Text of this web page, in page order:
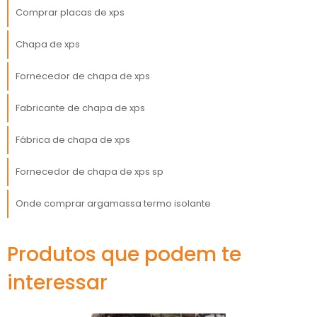
obra. Além disso, muitas empresas oferecem
consultoria técnica, o que pode agregar valor
ao seu projeto.
VANTAGENS DE ADQUIRIR
ESCALA
Comprar chapa de
garante um preço competitivo. Em
negociações B2B, os pedidos em grande
no orçamento final de construção. Essa
estratégia é vantajosa principalmente para
construtoras e empresas que realizam várias
Comprar placas de xps
Chapa de xps
Fornecedor de chapa de xps
Fabricante de chapa de xps
Fábrica de chapa de xps
Fornecedor de chapa de xps sp
Onde comprar argamassa termo isolante
Produtos que podem te
interessar